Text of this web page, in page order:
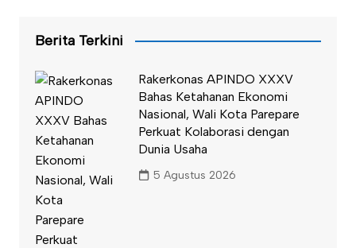
Berita Terkini
Rakerkonas APINDO XXXV
Bahas Ketahanan Ekonomi
Nasional, Wali Kota Parepare
Perkuat Kolaborasi dengan
Dunia Usaha
5 Agustus 2026